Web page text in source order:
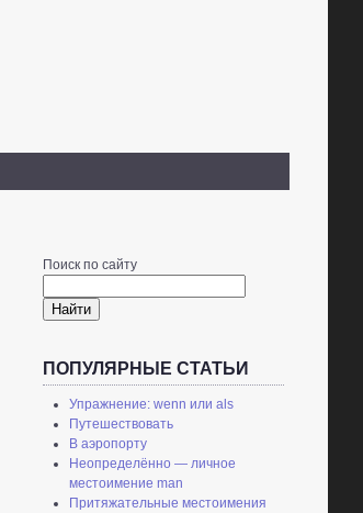
Поиск по сайту
Найти
ПОПУЛЯРНЫЕ СТАТЬИ
Упражнение: wenn или als
Путешествовать
В аэропорту
Неопределённо — личное
местоимение man
Притяжательные местоимения